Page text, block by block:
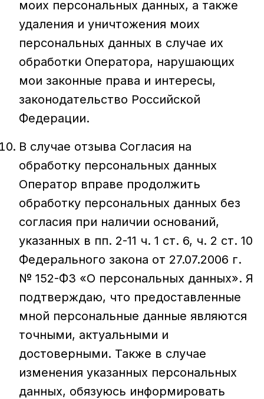
моих персональных данных, а также
удаления и уничтожения моих
персональных данных в случае их
обработки Оператора, нарушающих
мои законные права и интересы,
законодательство Российской
Федерации.
В случае отзыва Согласия на
обработку персональных данных
Оператор вправе продолжить
обработку персональных данных без
согласия при наличии оснований,
указанных в пп. 2-11 ч. 1 ст. 6, ч. 2 ст. 10
Федерального закона от 27.07.2006 г.
№ 152-ФЗ «О персональных данных». Я
подтверждаю, что предоставленные
мной персональные данные являются
точными, актуальными и
достоверными. Также в случае
изменения указанных персональных
данных, обязуюсь информировать